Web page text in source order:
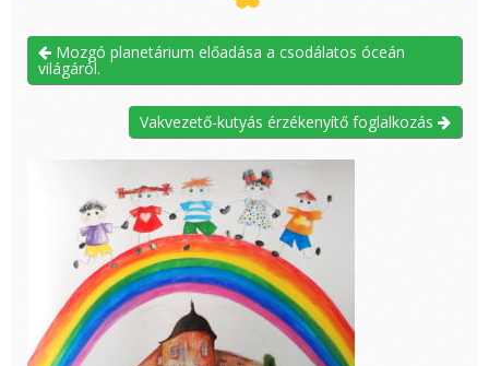
Mozgó planetárium előadása a csodálatos óceán
világáról.
Vakvezető-kutyás érzékenyítő foglalkozás